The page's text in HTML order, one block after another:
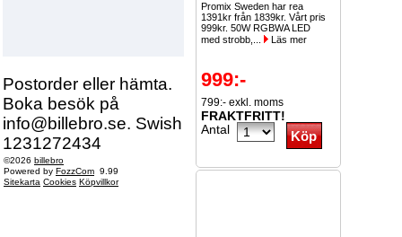
Postorder eller hämta.
Boka besök på
info@billebro.se. Swish
1231272434
©2026 billebro
Powered by FozzCom 9.99
Sitekarta Cookies Köpvillkor
Promix Sweden har rea
1391kr från 1839kr. Vårt pris
999kr. 50W RGBWA LED
med strobb,...
Läs mer
999:-
799:- exkl. moms
FRAKTFRITT!
Antal